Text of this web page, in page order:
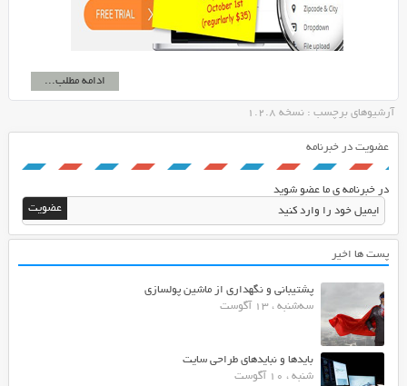
ادامه مطلب...
آرشیوهای برچسب : نسخه 1.2.8
عضویت در خبرنامه
در خبرنامه ی ما عضو شوید
پست ها اخیر
پشتیبانی و نگهداری از ماشین پولسازی
سه‌شنبه ، 13 آگوست
بایدها و نبایدهای طراحی سایت
شنبه ، 10 آگوست